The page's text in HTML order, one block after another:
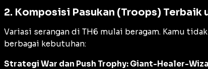
2. Komposisi Pasukan (Troops) Terbaik
Variasi serangan di TH6 mulai beragam. Kamu
berbagai kebutuhan:
Strategi War dan Push Trophy: Giant-Healer-